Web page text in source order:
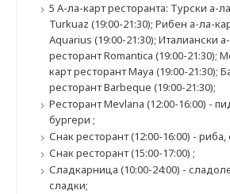
5 А-ла-карт ресторанта: Турски а-
Turkuaz (19:00-21:30); Рибен а-ла-
Aquarius (19:00-21:30); Италиански
ресторант Romantica (19:00-21:30);
карт ресторант Maya (19:00-21:30);
ресторант Barbeque (19:00-21:30);
Ресторант Mevlana (12:00-16:00) -
бургери ;
Снак ресторант (12:00-16:00) - риба,
Снак ресторант (15:00-17:00) ;
Сладкарница (10:00-24:00) -
сладки;